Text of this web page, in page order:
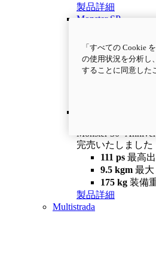
製品詳細
Monster SP
111 ps最高
9.5 kgm最
177 kg装備
Monster 30°
完売いたしました
111 ps 最高
9.5 kgm 最大
175 kg 装備
製品詳細
Multistrada
「すべての Cookie
の使用状況を分析し
することに同意した